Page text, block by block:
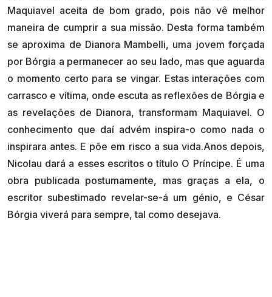
Maquiavel aceita de bom grado, pois não vê melhor
maneira de cumprir a sua missão. Desta forma também
se aproxima de Dianora Mambelli, uma jovem forçada
por Bórgia a permanecer ao seu lado, mas que aguarda
o momento certo para se vingar. Estas interações com
carrasco e vítima, onde escuta as reflexões de Bórgia e
as revelações de Dianora, transformam Maquiavel. O
conhecimento que daí advém inspira-o como nada o
inspirara antes. E põe em risco a sua vida.Anos depois,
Nicolau dará a esses escritos o título O Príncipe. É uma
obra publicada postumamente, mas graças a ela, o
escritor subestimado revelar-se-á um génio, e César